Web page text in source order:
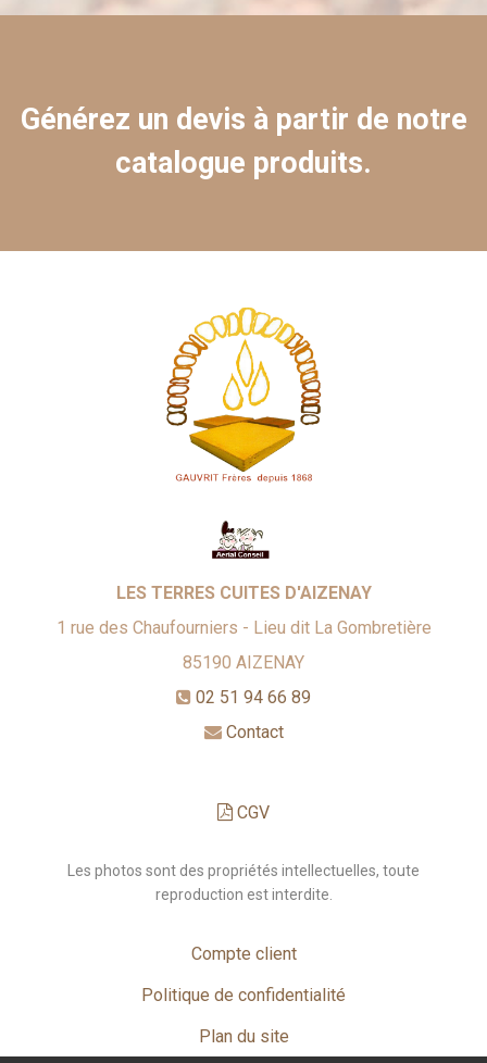
Générez un devis à partir de notre
catalogue produits.
LES TERRES CUITES D'AIZENAY
1 rue des Chaufourniers - Lieu dit La Gombretière
85190 AIZENAY
02 51 94 66 89
Contact
CGV
Les photos sont des propriétés intellectuelles, toute
reproduction est interdite.
Compte client
Politique de confidentialité
Plan du site